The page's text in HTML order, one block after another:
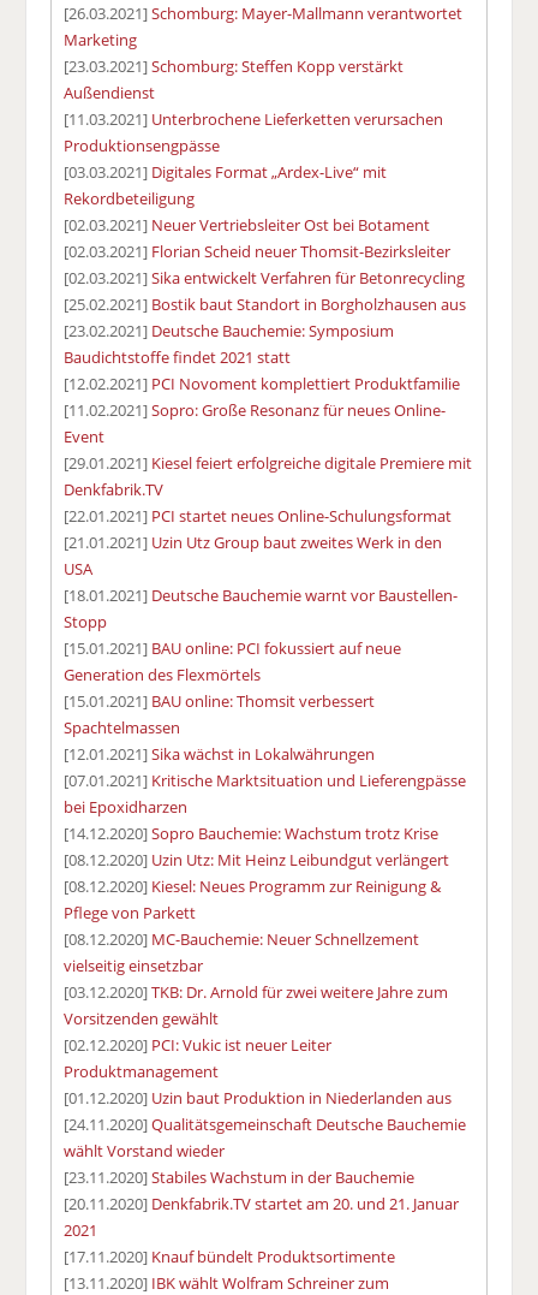
[26.03.2021]Schomburg: Mayer-Mallmann verantwortet
Marketing
[23.03.2021]Schomburg: Steffen Kopp verstärkt
Außendienst
[11.03.2021] Unterbrochene Lieferketten verursachen
Produktionsengpässe
[03.03.2021] Digitales Format „Ardex-Live“ mit
Rekordbeteiligung
[02.03.2021] Neuer Vertriebsleiter Ost bei Botament
[02.03.2021] Florian Scheid neuer Thomsit-Bezirksleiter
[02.03.2021]Sika entwickelt Verfahren für Betonrecycling
[25.02.2021] Bostik baut Standort in Borgholzhausen aus
[23.02.2021] Deutsche Bauchemie: Symposium
Baudichtstoffe findet 2021 statt
[12.02.2021] PCI Novoment komplettiert Produktfamilie
[11.02.2021]Sopro: Große Resonanz für neues Online-
Event
[29.01.2021] Kiesel feiert erfolgreiche digitale Premiere mit
Denkfabrik.TV
[22.01.2021] PCI startet neues Online-Schulungsformat
[21.01.2021] Uzin Utz Group baut zweites Werk in den
USA
[18.01.2021] Deutsche Bauchemie warnt vor Baustellen-
Stopp
[15.01.2021] BAU online: PCI fokussiert auf neue
Generation des Flexmörtels
[15.01.2021] BAU online: Thomsit verbessert
Spachtelmassen
[12.01.2021]Sika wächst in Lokalwährungen
[07.01.2021] Kritische Marktsituation und Lieferengpässe
bei Epoxidharzen
[14.12.2020]Sopro Bauchemie: Wachstum trotz Krise
[08.12.2020] Uzin Utz: Mit Heinz Leibundgut verlängert
[08.12.2020] Kiesel: Neues Programm zur Reinigung &
Pflege von Parkett
[08.12.2020] MC-Bauchemie: Neuer Schnellzement
vielseitig einsetzbar
[03.12.2020]TKB: Dr. Arnold für zwei weitere Jahre zum
Vorsitzenden gewählt
[02.12.2020] PCI: Vukic ist neuer Leiter
Produktmanagement
[01.12.2020] Uzin baut Produktion in Niederlanden aus
[24.11.2020]Qualitätsgemeinschaft Deutsche Bauchemie
wählt Vorstand wieder
[23.11.2020]Stabiles Wachstum in der Bauchemie
[20.11.2020] Denkfabrik.TV startet am 20. und 21. Januar
2021
[17.11.2020] Knauf bündelt Produktsortimente
[13.11.2020] IBK wählt Wolfram Schreiner zum